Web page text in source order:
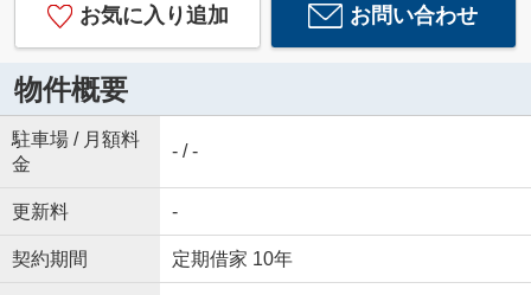
お気に入り追加 お問い合わせ
物件概要
駐車場 / 月額料
金
- / -
更新料 -
契約期間 定期借家 10年